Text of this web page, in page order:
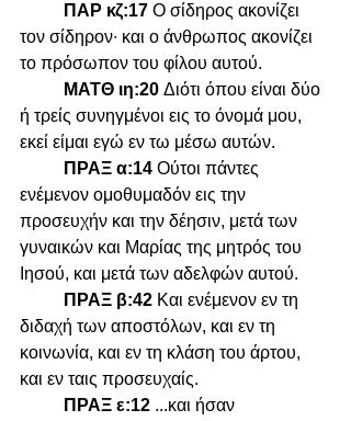
ΠΑΡ κζ:17 Ο σίδηρος ακονίζει
τον σίδηρον∙ και ο άνθρωπος ακονίζει
το πρόσωπον του φίλου αυτού.
ΜΑΤΘ ιη:20 Διότι όπου είναι δύο
ή τρείς συνηγμένοι εις το όνομά μου,
εκεί είμαι εγώ εν τω μέσω αυτών.
ΠΡΑΞ α:14 Ούτοι πάντες
ενέμενον ομοθυμαδόν εις την
προσευχήν και την δέησιν, μετά των
γυναικών και Μαρίας της μητρός του
Ιησού, και μετά των αδελφών αυτού.
ΠΡΑΞ β:42 Και ενέμενον εν τη
διδαχή των αποστόλων, και εν τη
κοινωνία, και εν τη κλάση του άρτου,
και εν ταις προσευχαίς.
ΠΡΑΞ ε:12 ...και ήσαν